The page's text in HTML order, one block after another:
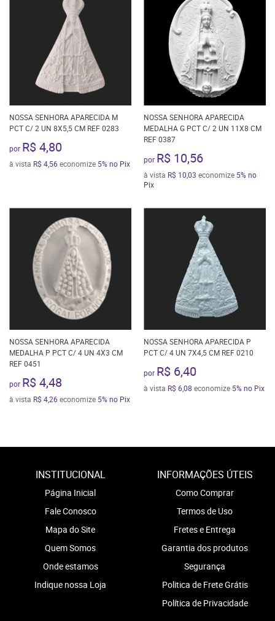
NOSSA SENHORA APARECIDA M
PCT C/ 2 UN 8X5,5 CM REF 0283
por R$ 4,80
à vista R$ 4,56 economize 5%no Pix
NOSSA SENHORA APARECIDA
MEDALHA G PCT C/ 2 UN 11X8 CM
REF 0387
por R$ 10,56
à vista R$ 10,03 economize 5%no
Pix
NOSSA SENHORA APARECIDA
MEDALHA P PCT C/ 4 UN 4X3 CM
REF 0451
por R$ 4,48
à vista R$ 4,26 economize 5%no Pix
NOSSA SENHORA APARECIDA P
PCT C/ 4 UN 7X4,5 CM REF 0210
por R$ 6,40
à vista R$ 6,08 economize 5%no Pix
INSTITUCIONAL
Página Inicial
Fale Conosco
Mapa do Site
Quem Somos
Onde estamos
Indique nossa Loja
INFORMAÇÕES ÚTEIS
Como Comprar
Termos de Uso
Fretes e Entrega
Garantia dos produtos
Segurança
Politica de Frete Grátis
Política de Privacidade